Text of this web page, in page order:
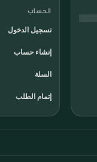
الحساب
تسجيل الدخول
إنشاء حساب
السلة
إتمام الطلب